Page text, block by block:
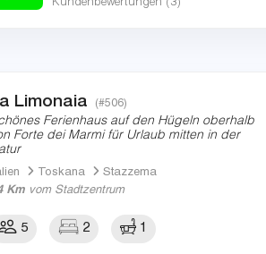
Kundenbewertungen ( 3)
Limonaia (#506)
Ferienhaus auf den Hügeln oberhalb
Forte dei Marmi für Urlaub mitten in der
Toskana
Stazzema
Km vom Stadtzentrum
5 2 1